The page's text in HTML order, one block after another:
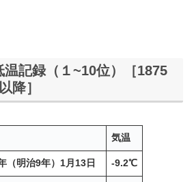
記録（１~10位）［1875
降］
気温
（明治9年）1月13日 -9.2℃